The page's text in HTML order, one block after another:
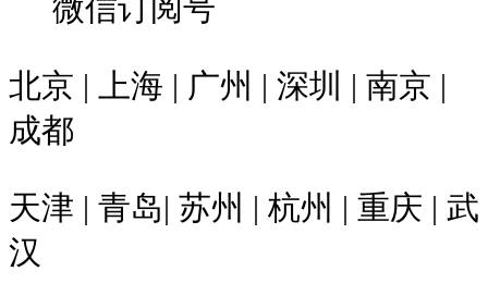
微信订阅号
北京 | 上海 | 广州 | 深圳 | 南京 |
成都
天津 | 青岛| 苏州 | 杭州 | 重庆 | 武
汉